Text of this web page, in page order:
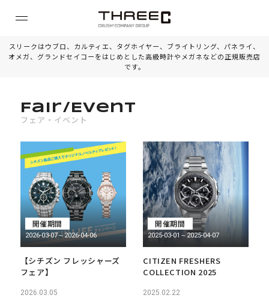
スリークはウブロ、カルティエ、タグホイヤー、ブライトリング、パネライ、
オメガ、グランドセイコーをはじめとした高級時計やメガネなどの正規販売店
です。
Fair/Event
フェア・イベント
開催期間
2026-03-07～2026-04-06
【シチズン フレッシャーズ
フェア】
2026.03.05
開催期間
2025-03-01～2025-04-07
CITIZEN FRESHERS
COLLECTION 2025
2025.02.22